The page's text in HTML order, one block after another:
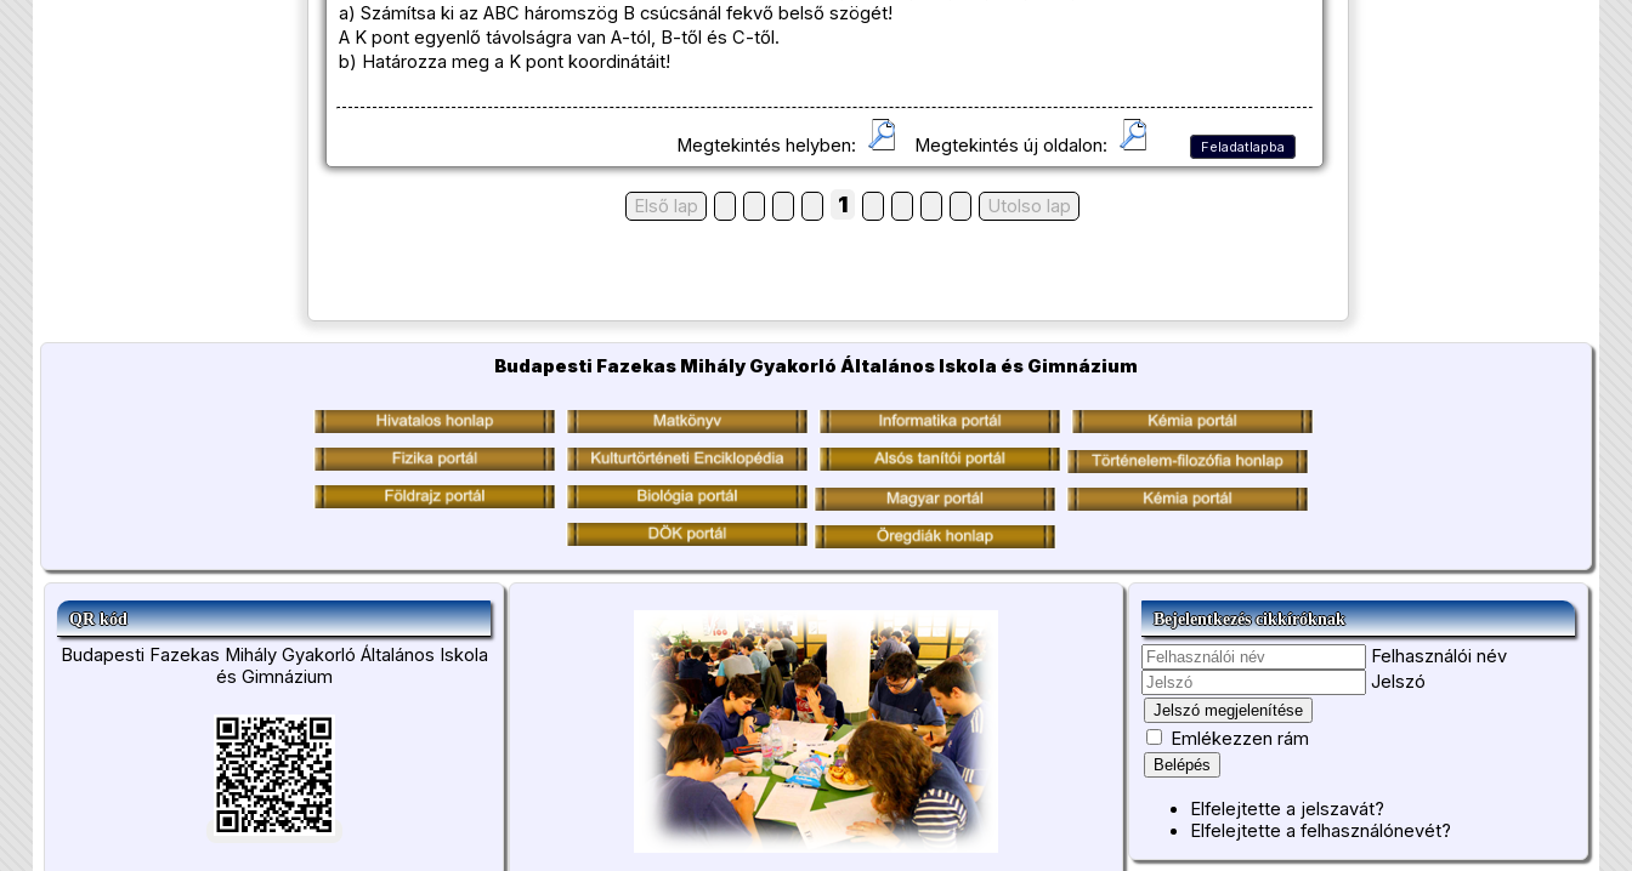
a) Számítsa ki az ABC háromszög B csúcsánál fekvő belső szögét!
A K pont egyenlő távolságra van A-tól, B-től és C-től.
b) Határozza meg a K pont koordinátáit!
Megtekintés helyben: Megtekintés új oldalon: Feladatlapba
Első lap 1 Utolso lap
Budapesti Fazekas Mihály Gyakorló Általános Iskola és Gimnázium
QR kód
Budapesti Fazekas Mihály Gyakorló Általános Iskola
és Gimnázium
Bejelentkezés cikkíróknak
Felhasználói név
Jelszó
Jelszó megjelenítése
Emlékezzen rám
Belépés
Elfelejtette a jelszavát?
Elfelejtette a felhasználónevét?